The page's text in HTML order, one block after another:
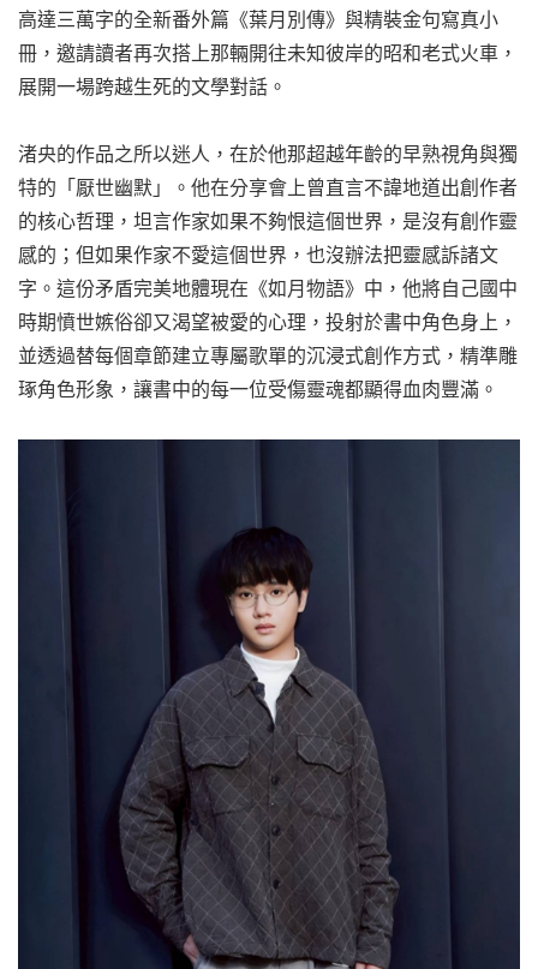
高達三萬字的全新番外篇《葉月別傳》與精裝金句寫真小
冊，邀請讀者再次搭上那輛開往未知彼岸的昭和老式火車，
展開一場跨越生死的文學對話。
渚央的作品之所以迷人，在於他那超越年齡的早熟視角與獨
特的「厭世幽默」。他在分享會上曾直言不諱地道出創作者
的核心哲理，坦言作家如果不夠恨這個世界，是沒有創作靈
感的；但如果作家不愛這個世界，也沒辦法把靈感訴諸文
字。這份矛盾完美地體現在《如月物語》中，他將自己國中
時期憤世嫉俗卻又渴望被愛的心理，投射於書中角色身上，
並透過替每個章節建立專屬歌單的沉浸式創作方式，精準雕
琢角色形象，讓書中的每一位受傷靈魂都顯得血肉豐滿。